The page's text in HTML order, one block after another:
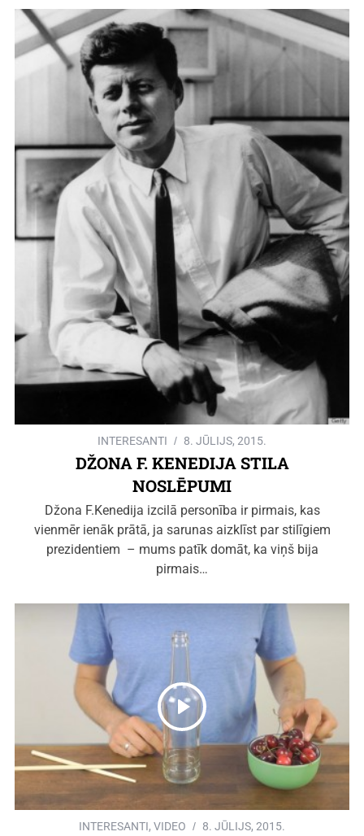
INTERESANTI 8. JŪLIJS, 2015.
DŽONA F. KENEDIJA STILA
NOSLĒPUMI
Džona F.Kenedija izcilā personība ir pirmais, kas
vienmēr ienāk prātā, ja sarunas aizklīst par stilīgiem
prezidentiem – mums patīk domāt, ka viņš bija
pirmais…
INTERESANTI, VIDEO 8. JŪLIJS, 2015.